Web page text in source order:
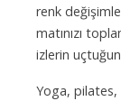
renk
matınızı
izlerin
Yoga, pilates,